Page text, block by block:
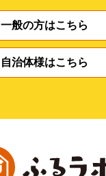
一般の方はこちら
自治体様はこちら